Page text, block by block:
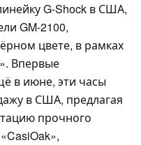
G-Shock в США,
GM-2100,
цвете, в рамках
Впервые
в июне, эти часы
в США, предлагая
прочного